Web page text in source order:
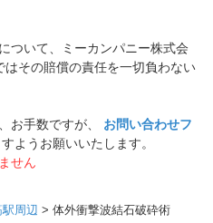
ついて、ミーカンパニー株式会
はその賠償の責任を一切負わない
お手数ですが、 お問い合わせフ
ようお願いいたします。
せん
周辺 > 体外衝撃波結石破砕術